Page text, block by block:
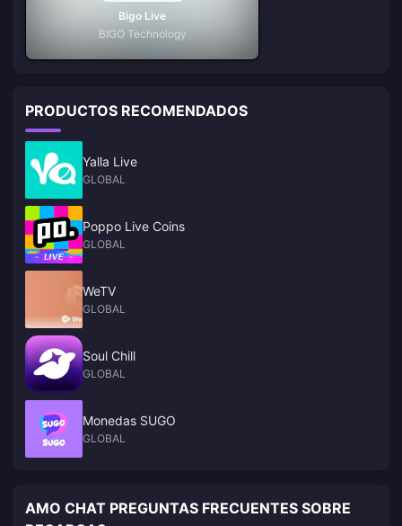
Bigo Live
BIGO Technology
PRODUCTOS RECOMENDADOS
Yalla Live
GLOBAL
Poppo Live Coins
GLOBAL
WeTV
GLOBAL
Soul Chill
GLOBAL
Monedas SUGO
GLOBAL
AMO CHAT PREGUNTAS FRECUENTES SOBRE